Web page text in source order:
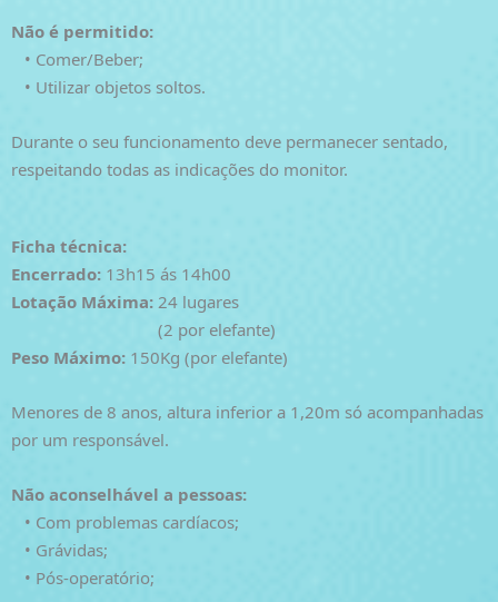
Não é permitido:
• Comer/Beber;
• Utilizar objetos soltos.
Durante o seu funcionamento deve permanecer sentado,
respeitando todas as indicações do monitor.
Ficha técnica:
Encerrado: 13h15 ás 14h00
Lotação Máxima: 24 lugares
(2 por elefante)
Peso Máximo: 150Kg (por elefante)
Menores de 8 anos, altura inferior a 1,20m só acompanhadas
por um responsável.
Não aconselhável a pessoas:
• Com problemas cardíacos;
• Grávidas;
• Pós-operatório;